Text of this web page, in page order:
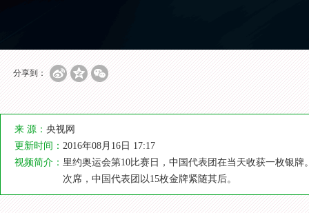
分享到：
来 源： 央视网
更新时间： 2016年08月16日 17:17
视频简介： 里约奥运会第10比赛日，中国代表团在当天收获一枚银
次席，中国代表团以15枚金牌紧随其后。